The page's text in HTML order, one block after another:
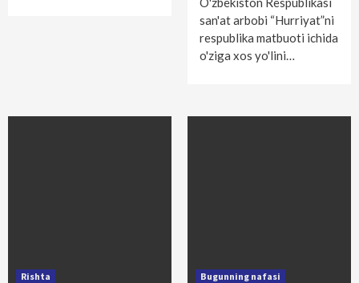
san'at arbobi “Hurriyat”ni
respublika matbuoti ichida
o'ziga xos yo'lini…
Rishta Bugunning nafasi